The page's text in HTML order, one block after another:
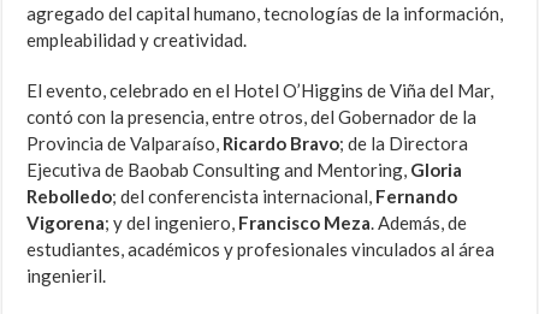
agregado del capital humano, tecnologías de la información,
empleabilidad y creatividad.
El evento, celebrado en el Hotel O’Higgins de Viña del Mar,
contó con la presencia, entre otros, del Gobernador de la
Provincia de Valparaíso, Ricardo Bravo; de la Directora
Ejecutiva de Baobab Consulting and Mentoring, Gloria
Rebolledo; del conferencista internacional, Fernando
Vigorena; y del ingeniero, Francisco Meza. Además, de
estudiantes, académicos y profesionales vinculados al área
ingenieril.